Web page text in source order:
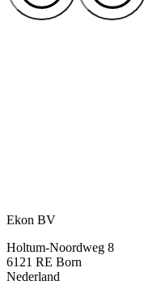
Ekon BV
Holtum-Noordweg 8
6121 RE Born
Nederland